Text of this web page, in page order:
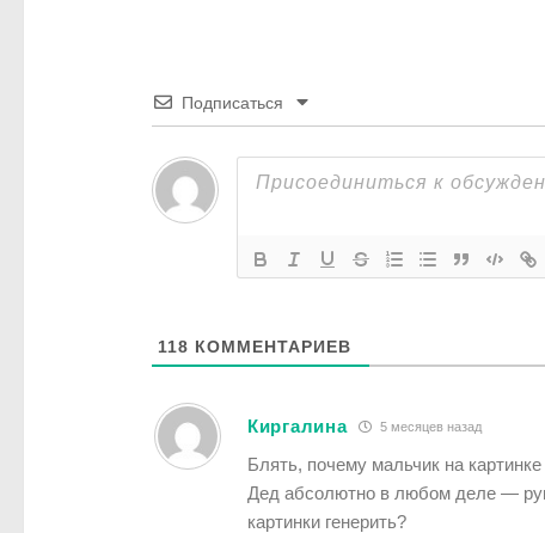
Подписаться
118 КОММЕНТАРИЕВ
Киргалина 5 месяцев назад
Блять, почему мальчик на
Дед абсолютно в любом деле —
картинки генерить?